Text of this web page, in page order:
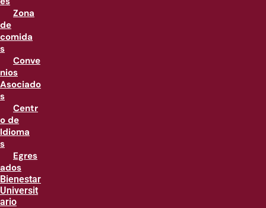
Zona
de
comida
s
Conve
nios
Asociado
s
Centr
o de
Idioma
s
Egres
ados
Bienestar
Universit
ario